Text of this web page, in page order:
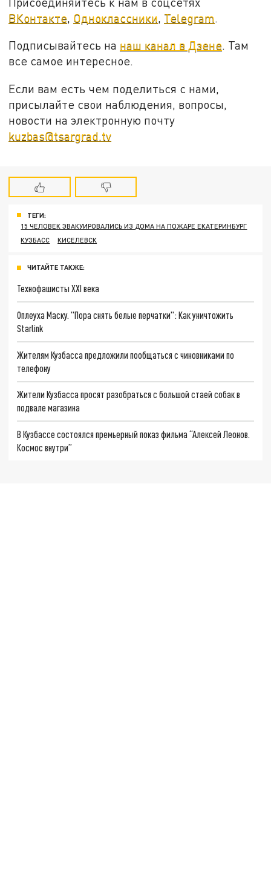
ВКонтакте Одноклассники Telegram
Подписывайтесь на наш канал в Дзене. Там
все самое интересное.
Если вам есть чем поделиться с нами,
присылайте свои наблюдения, вопросы,
новости на электронную почту
kuzbas@tsargrad.tv
ТЕГИ:
15 ЧЕЛОВЕК ЭВАКУИРОВАЛИСЬ ИЗ ДОМА НА ПОЖАРЕ ЕКАТЕРИНБУРГ
КУЗБАСС
КИСЕЛЕВСК
ЧИТАЙТЕ ТАКЖЕ:
Технофашисты XXI века
Оплеуха Маску. "Пора снять белые перчатки": Как уничтожить
Starlink
Жителям Кузбасса предложили пообщаться с чиновниками по
телефону
Жители Кузбасса просят разобраться с большой стаей собак в
подвале магазина
В Кузбассе состоялся премьерный показ фильма “Алексей Леонов.
Космос внутри”